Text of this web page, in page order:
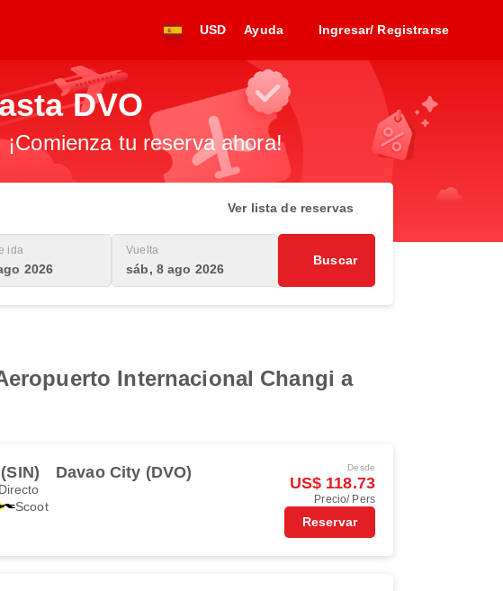
USD Ayuda Ingresar/ Registrarse
DVO
tu reserva ahora!
Ver lista de reservas
ida
2026
Vuelta
sáb, 8 ago 2026
Buscar
Internacional Changi a
Davao City (DVO)
Scoot
Desde
US$ 118.73
Precio/ Pers
Reservar